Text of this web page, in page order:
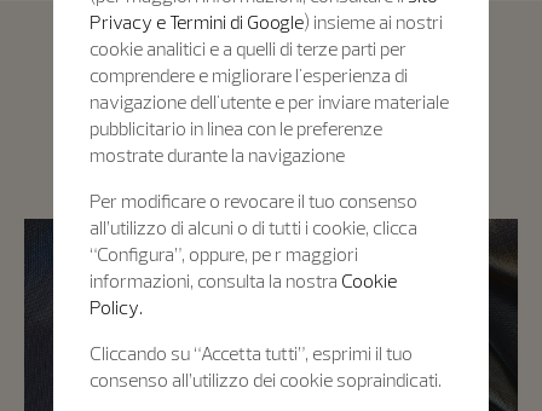
Cinturini
Cinturini su misura: un’esperienza di
personalizzazione unica
Privacy e Termini di Google) insieme ai nostri
cookie analitici e a quelli di terze parti per
comprendere e migliorare l'esperienza di
navigazione dell'utente e per inviare materiale
pubblicitario in linea con le preferenze
mostrate durante la navigazione
Per modificare o revocare il tuo consenso
all’utilizzo di alcuni o di tutti i cookie, clicca
“Configura”, oppure, pe r maggiori
informazioni, consulta la nostra Cookie
Policy.
Cliccando su “Accetta tutti”, esprimi il tuo
consenso all’utilizzo dei cookie sopraindicati.